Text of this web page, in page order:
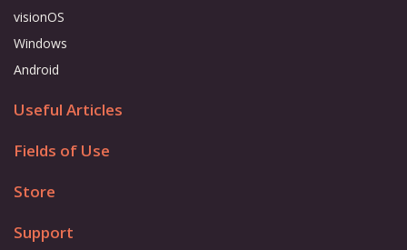
visionOS
Windows
Android
Useful Articles
Fields of Use
Store
Support